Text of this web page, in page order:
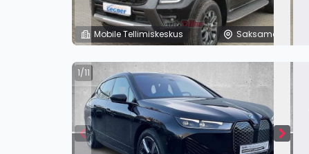
Mobile Tellimiskeskus Saksamaa
1/11